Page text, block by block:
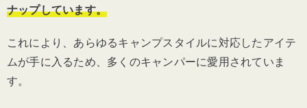
ナップしています。
これにより、あらゆるキャンプスタイルに対応したアイテ
ムが手に入るため、多くのキャンパーに愛用されていま
す。